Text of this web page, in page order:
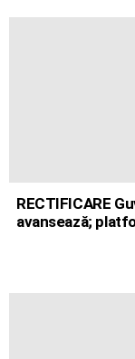
RECTIFICARE
avansează;